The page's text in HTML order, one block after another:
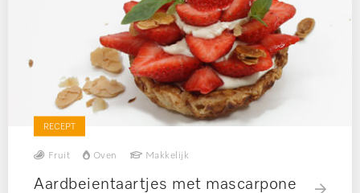
RECEPT
Fruit Oven Makkelijk
Aardbeientaartjes met mascarpone